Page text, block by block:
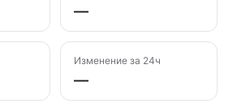
—
Изменение за 24ч
—